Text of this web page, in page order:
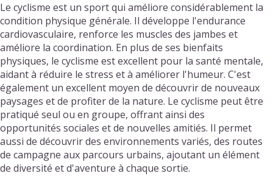
Le cyclisme est un sport qui améliore considérablement la
condition physique générale. Il développe l'endurance
cardiovasculaire, renforce les muscles des jambes et
améliore la coordination. En plus de ses bienfaits
physiques, le cyclisme est excellent pour la santé mentale,
aidant à réduire le stress et à améliorer l'humeur. C'est
également un excellent moyen de découvrir de nouveaux
paysages et de profiter de la nature. Le cyclisme peut être
pratiqué seul ou en groupe, offrant ainsi des
opportunités sociales et de nouvelles amitiés. Il permet
aussi de découvrir des environnements variés, des routes
de campagne aux parcours urbains, ajoutant un élément
de diversité et d'aventure à chaque sortie.